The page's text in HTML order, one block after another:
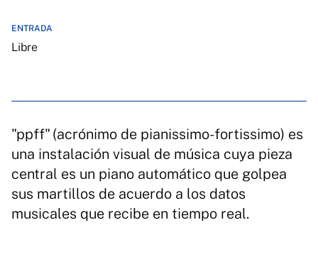
ENTRADA
Libre
"ppff" (acrónimo de pianissimo-fortissimo) es
una instalación visual de música cuya pieza
central es un piano automático que golpea
sus martillos de acuerdo a los datos
musicales que recibe en tiempo real.